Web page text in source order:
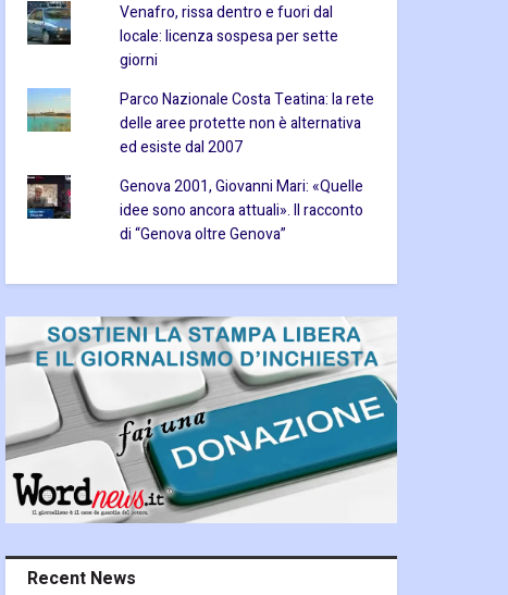
Venafro, rissa dentro e fuori dal
locale: licenza sospesa per sette
giorni
Parco Nazionale Costa Teatina: la rete
delle aree protette non è alternativa
ed esiste dal 2007
Genova 2001, Giovanni Mari: «Quelle
idee sono ancora attuali». Il racconto
di “Genova oltre Genova”
Recent News